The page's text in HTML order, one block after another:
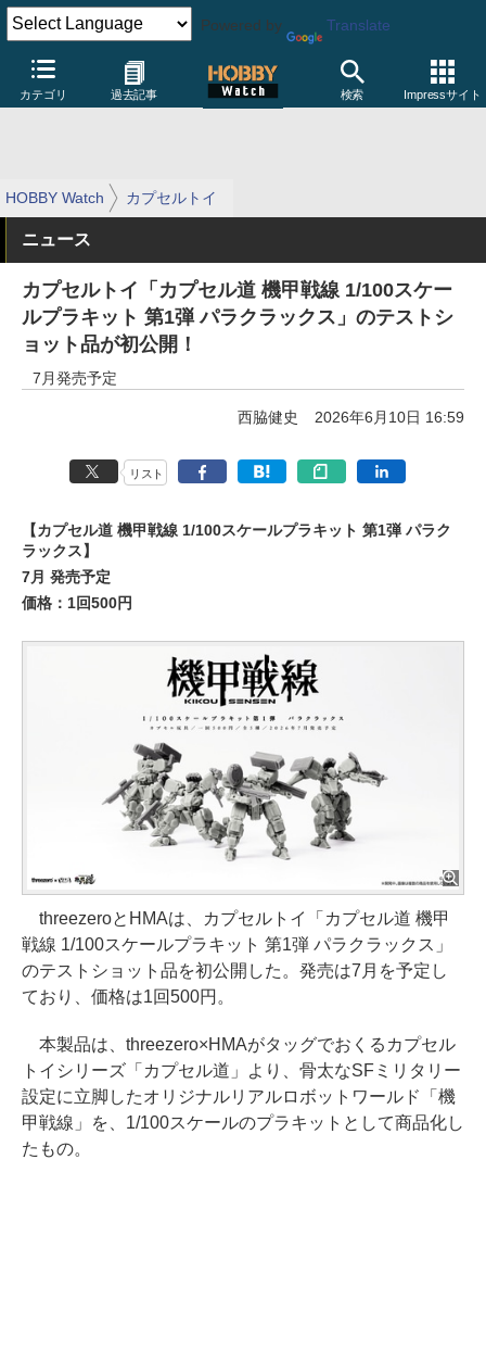
Powered by Translate
カテゴリ 過去記事 検索 Impressサイト
HOBBY Watch カプセルトイ
ニュース
カプセルトイ「カプセル道 機甲戦線 1/100スケー
ルプラキット 第1弾 パラクラックス」のテストシ
ョット品が初公開！
7月発売予定
西脇健史 2026年6月10日 16:59
リスト
【カプセル道 機甲戦線 1/100スケールプラキット 第1弾 パラク
ラックス】
7月 発売予定
価格：1回500円
threezeroとHMAは、カプセルトイ「カプセル道 機甲
戦線 1/100スケールプラキット 第1弾 パラクラックス」
のテストショット品を初公開した。発売は7月を予定し
ており、価格は1回500円。
本製品は、threezero×HMAがタッグでおくるカプセル
トイシリーズ「カプセル道」より、骨太なSFミリタリー
設定に立脚したオリジナルリアルロボットワールド「機
甲戦線」を、1/100スケールのプラキットとして商品化し
たもの。